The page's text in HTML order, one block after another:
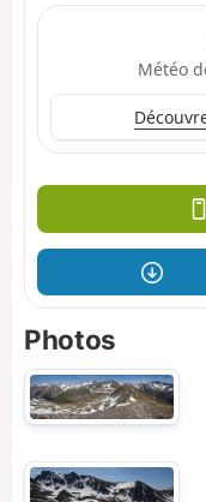
Météo
Photos